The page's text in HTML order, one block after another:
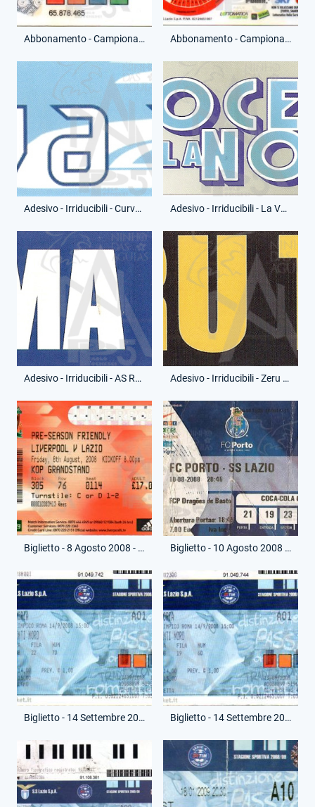
Abbonamento - Campionato Serie A - Tribuna Monte Mario - Donne - (Fronte) Abbonamento - Campionato Serie A - Tribuna Monte Mario - Donne - (Retro)
Adesivo - Irriducibili - Curva Nord 12 Adesivo - Irriducibili - La Voce della Nord
Adesivo - Irriducibili - AS Roma Merda Adesivo - Irriducibili - Zeru Tituli
Biglietto - 8 Agosto 2008 - Amichevole - Liverpool-Lazio Biglietto - 10 Agosto 2008 - Amichevole - Porto-Lazio
Biglietto - 14 Settembre 2008 - Campionato Serie A - Lazio-Sampdoria Biglietto - 14 Settembre 2008 - Campionato Serie A - Lazio-Sampdoria